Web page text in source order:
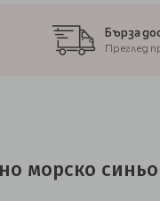
Бърза
Преглед
морско синьо